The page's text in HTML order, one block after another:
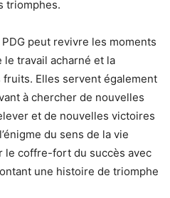
triomphes.
peut revivre les moments
travail acharné et la
Elles servent également
à chercher de nouvelles
et de nouvelles victoires
du sens de la vie
le coffre-fort du succès avec
une histoire de triomphe